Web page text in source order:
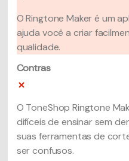
O Ringtone Maker é um
ajuda você a criar
qualidade.
Contras
O ToneShop Ringtone
difíceis de ensinar sem
suas ferramentas de
ser confusos.